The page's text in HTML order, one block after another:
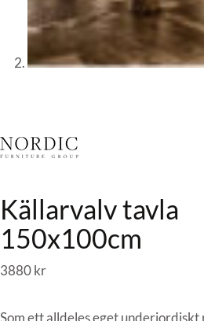
Källarvalv tavla
150x100cm
3880kr
Som ett alldeles eget underjordiskt